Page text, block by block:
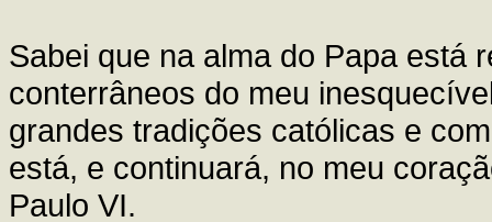
Sabei que na alma do Papa está
conterrâneos do meu
grandes tradições católicas e
está, e continuará, no meu
Paulo VI.